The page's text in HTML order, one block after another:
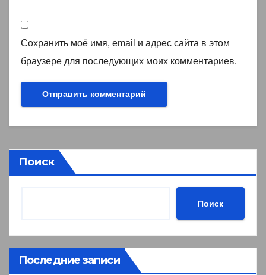
Сохранить моё имя, email и адрес сайта в этом
браузере для последующих моих комментариев.
Поиск
Поиск
Последние записи